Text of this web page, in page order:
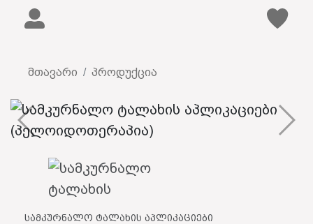
მთავარი პროდუქცია
სამკურნალო ტალახის აპლიკაციები